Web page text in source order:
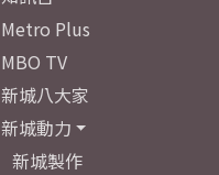
Metro Plus
MBO TV
新城八大家
新城動力
新城製作